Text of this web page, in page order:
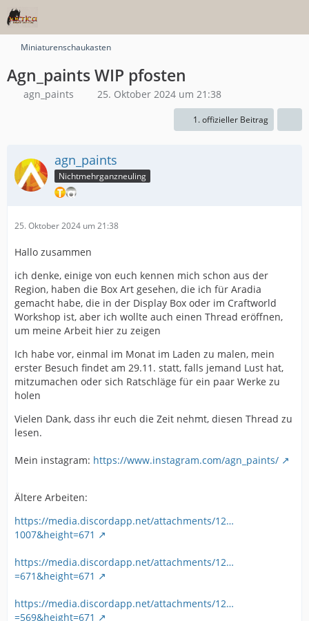
Miniaturenschaukasten
Agn_paints WIP pfosten
agn_paints 25. Oktober 2024 um 21:38
1. offizieller Beitrag
agn_paints
Nichtmehrganzneuling
25. Oktober 2024 um 21:38
Hallo zusammen
ich denke, einige von euch kennen mich schon aus der
Region, haben die Box Art gesehen, die ich für Aradia
gemacht habe, die in der Display Box oder im Craftworld
Workshop ist, aber ich wollte auch einen Thread eröffnen,
um meine Arbeit hier zu zeigen
Ich habe vor, einmal im Monat im Laden zu malen, mein
erster Besuch findet am 29.11. statt, falls jemand Lust hat,
mitzumachen oder sich Ratschläge für ein paar Werke zu
holen
Vielen Dank, dass ihr euch die Zeit nehmt, diesen Thread zu
lesen.
Mein instagram: https://www.instagram.com/agn_paints/
Ältere Arbeiten:
https://media.discordapp.net/attachments/12…
1007&height=671
https://media.discordapp.net/attachments/12…
=671&height=671
https://media.discordapp.net/attachments/12…
=569&height=671